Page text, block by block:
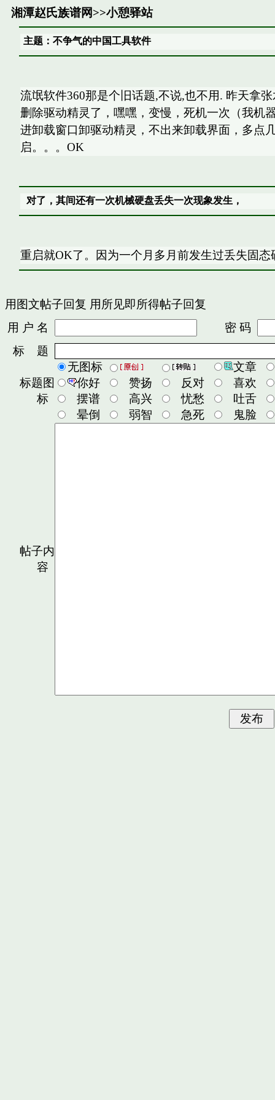
湘潭赵氏族谱网>>小憩驿站
主题：不争气的中国工具软件
流氓软件360那是个旧话题,不说,也不用. 昨天拿
删除驱动精灵了，嘿嘿，变慢，死机一次（我机
进卸载窗口卸驱动精灵，不出来卸载界面，多点
启。。。OK
对了，其间还有一次机械硬盘丢失一次现象发生，
重启就OK了。因为一个月多月前发生过丢失固态
用图文帖子回复 用所见即所得帖子回复
用 户 名
密 码
标 题
标题图
标
无图标
文章
你好
赞扬 反对
喜欢
摆谱
高兴 忧愁
吐舌
晕倒
弱智 急死 鬼脸
帖子内
容